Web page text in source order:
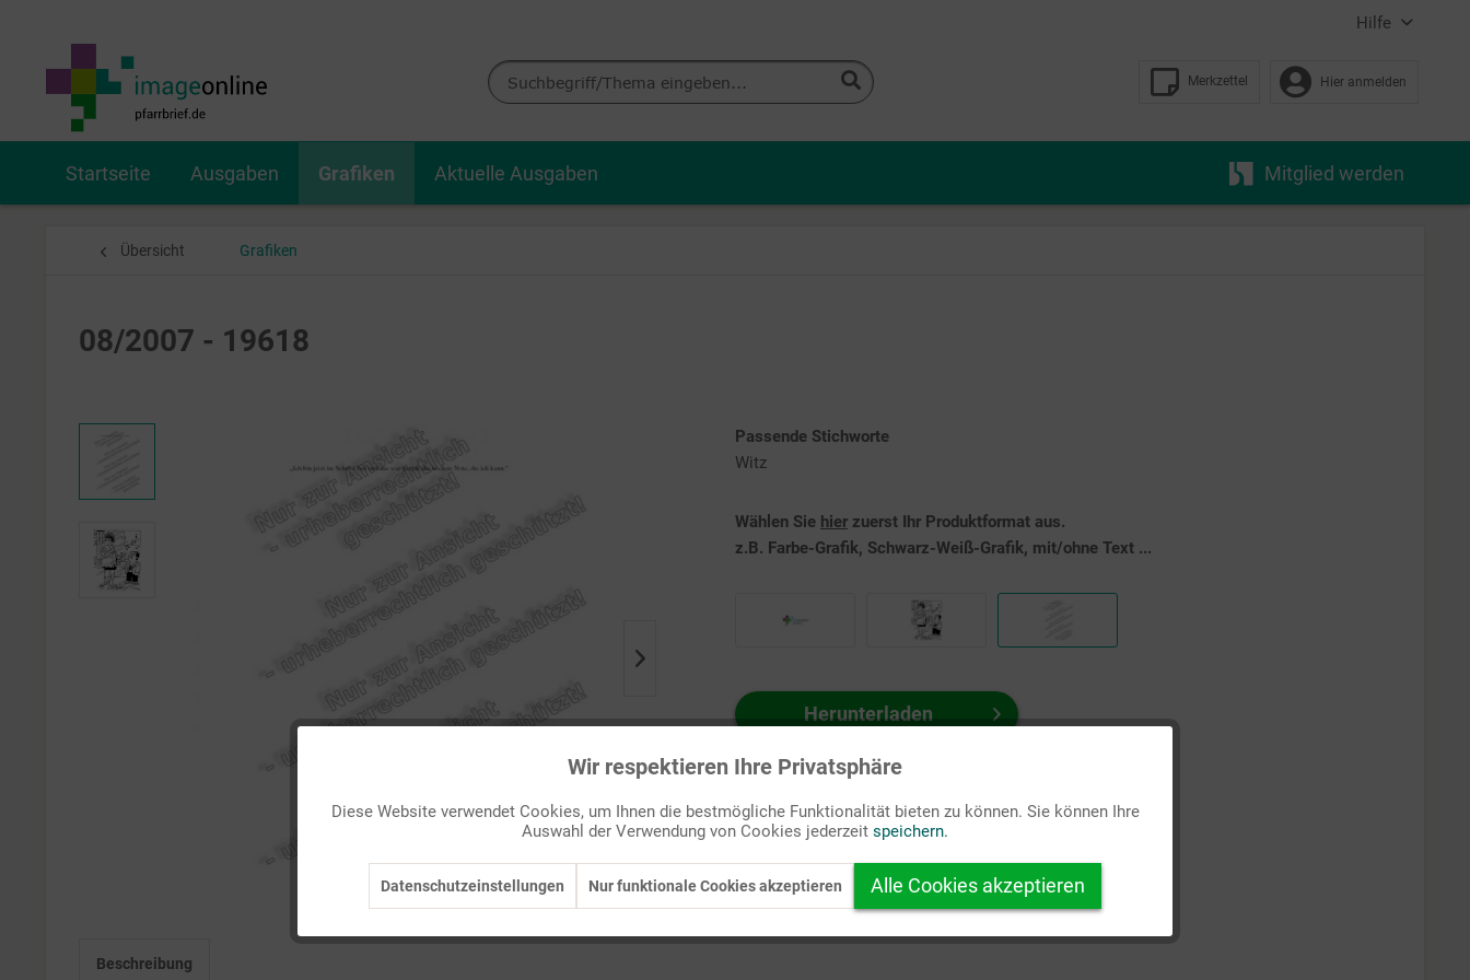
Hilfe
Merkzettel Hier anmelden
Startseite Ausgaben Grafiken Aktuelle Ausgaben Mitglied werden
Übersicht Grafiken
08/2007 - 19618
Passende Stichworte
Witz
Wählen Sie hier zuerst Ihr Produktformat aus.
z.B. Farbe-Grafik, Schwarz-Weiß-Grafik, mit/ohne Text ...
Herunterladen
Auf Ihren Merkzettel setzen
Beschreibung
Inaktiv
Wir respektieren Ihre Privatsphäre
Diese Website verwendet Cookies, um Ihnen die bestmögliche Funktionalität bieten zu können. Sie können Ihre
Auswahl der Verwendung von Cookies jederzeit speichern.
Datenschutzeinstellungen Nur funktionale Cookies akzeptieren Alle Cookies akzeptieren